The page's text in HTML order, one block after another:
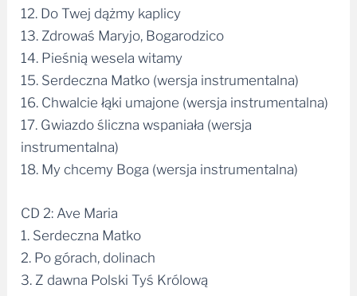
12. Do Twej dążmy kaplicy
13. Zdrowaś Maryjo, Bogarodzico
14. Pieśnią wesela witamy
15. Serdeczna Matko (wersja instrumentalna)
16. Chwalcie łąki umajone (wersja instrumentalna)
17. Gwiazdo śliczna wspaniała (wersja
instrumentalna)
18. My chcemy Boga (wersja instrumentalna)
CD 2: Ave Maria
1. Serdeczna Matko
2. Po górach, dolinach
3. Z dawna Polski Tyś Królową